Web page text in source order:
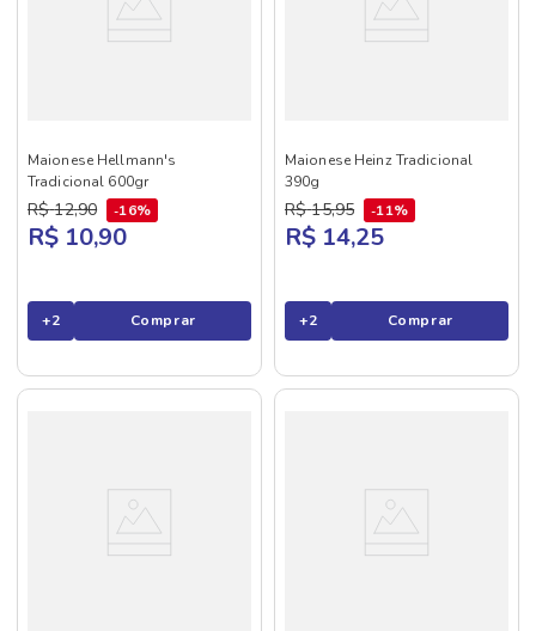
Maionese Hellmann's
Tradicional 600gr
R$ 12,90 16%
R$ 10,90
+2 Comprar
Maionese Heinz Tradicional
390g
R$ 15,95 11%
R$ 14,25
+2 Comprar